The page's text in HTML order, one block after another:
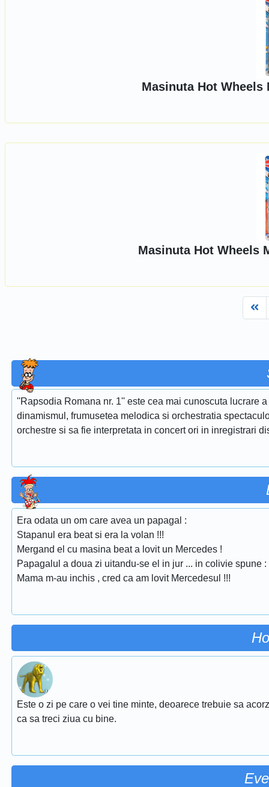
Masinuta Hot Wheels
Masinuta Hot Wheels
''Rapsodia Romana nr. 1'' este cea mai cunoscuta lucrare
dinamismul, frumusetea melodica si orchestratia
orchestre si sa fie interpretata in concert ori in inregistrari
Era odata un om care avea un papagal :
Stapanul era beat si era la volan !!!
Mergand el cu masina beat a lovit un Mercedes !
Papagalul a doua zi uitandu-se el in jur ... in colivie spune :
Mama m-au inchis , cred ca am lovit Mercedesul !!!
Este o zi pe care o vei tine minte, deoarece trebuie sa
ca sa treci ziua cu bine.